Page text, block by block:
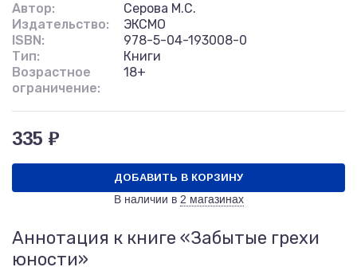
Автор:
Серова М.С.
Издательство:
ЭКСМО
ISBN:
978-5-04-193008-0
Тип:
Книги
Возрастное
ограничение:
18+
335 ₽
ДОБАВИТЬ В КОРЗИНУ
В наличии в 2 магазинах
Аннотация к книге «Забытые грехи
юности»